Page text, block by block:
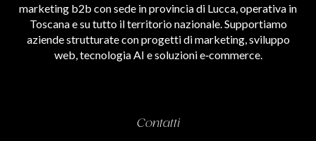
marketing b2b con sede in provincia di Lucca, operativa in
Toscana e su tutto il territorio nazionale. Supportiamo
aziende strutturate con progetti di marketing, sviluppo
web, tecnologia AI e soluzioni e‑commerce.
Contatti